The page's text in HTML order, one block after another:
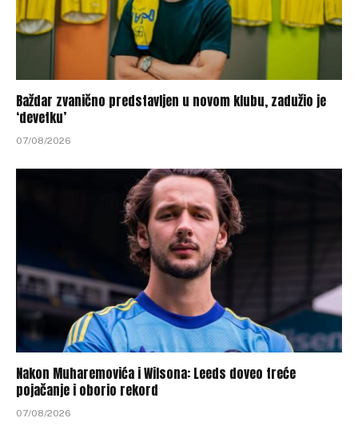
Baždar zvanično predstavljen u novom klubu, zadužio je
‘devetku’
07/08/2026
Nakon Muharemovića i Wilsona: Leeds doveo treće
pojačanje i oborio rekord
07/08/2026